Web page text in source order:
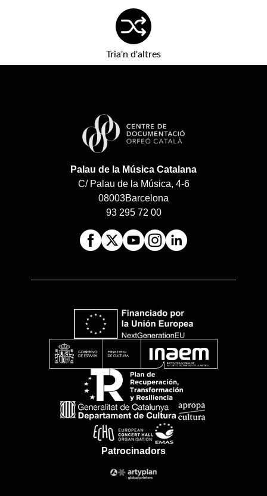
Tria'n d'altres
Palau de la Música Catalana
C/ Palau de la Música, 4-6
08003Barcelona
93 295 72 00
Patrocinadors